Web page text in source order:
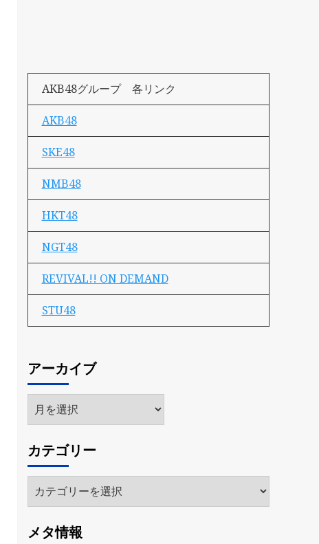
AKB48グループ 各リンク
AKB48
SKE48
NMB48
HKT48
NGT48
REVIVAL!! ON DEMAND
STU48
アーカイブ
ア
ー
イ
ブ
カテゴリー
テ
リ
メタ情報